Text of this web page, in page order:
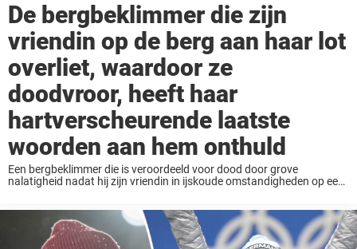
De bergbeklimmer die zijn
vriendin op de berg aan haar lot
overliet, waardoor ze
doodvroor, heeft haar
hartverscheurende laatste
woorden aan hem onthuld
Een bergbeklimmer die is veroordeeld voor dood door grove
nalatigheid nadat hij zijn vriendin in ijskoude omstandigheden op een